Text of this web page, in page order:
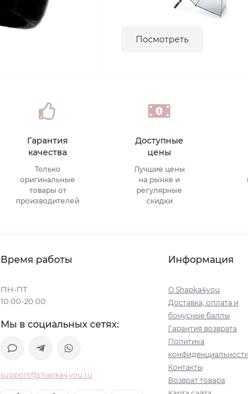
Посмотреть
Гарантия
качества
Только
оригинальные
товары от
производителей
Доступные
цены
Лучшие цены
на рынке и
регулярные
скидки
Время работы
ПН-ПТ
10:00-20:00
Мы в социальных сетях:
support@shapka4you.ru
Информация
О Shapka4you
Доставка, оплата и
бонусные баллы
Гарантия возврата
Политика
конфиденциальности
Контакты
Возврат товара